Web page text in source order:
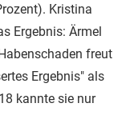
Kristina
Ergebnis: Ärmel
freut
Ergebnis" als
kannte sie nur